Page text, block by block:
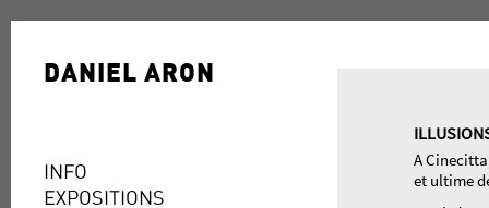
DANIEL ARON
INFO
EXPOSITIONS
A
et ultime